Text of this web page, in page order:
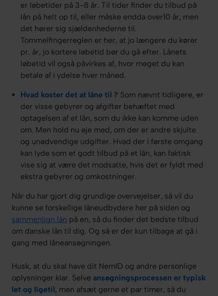
er løbetider på 3-8 år. Til tider finder du tilbud på
lån på helt op til, eller måske endda over10 år, men
det hører sig sjældenhederne til.
Tommelfingerreglen er her, at jo længere du kører
pr. år, jo kortere løbetid bør du gå efter. Lånets
løbetid vil også påvirkes af, hvor meget du kan
betale af i ydelse hver måned.
Hvad koster det at låne til ? Som nævnt tidligere, er
der visse gebyrer og afgifter behæftet med
optagelsen af et lån, som du ikke kan komme uden
om. Men hold nu øje med, om der er andre skjulte
og unødvendige udgifter. Hvad der i første omgang
kan lyde som et godt tilbud på et lån, kan faktisk
vise sig at være det modsatte, hvis det er fyldt med
ekstra gebyrer og omkostninger.
Når du har gjort dig grundige overvejelser, så vil du
kunne se forskellige låneudbydere her på siden og
sammenlign lån på en, så du finder det bedste tilbud
om danske lån til dig. Og så er der kun tilbage at gå i
gang med låneansøgningen.
Husk, at du skal have dit NemID og andre personlige
oplysninger klar. Selve ansøgningsprocessen er typisk
let og ligetil, men afsæt gerne et par timer, så du